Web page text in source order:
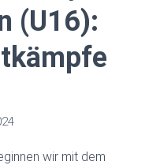
(U16):
wir mit dem